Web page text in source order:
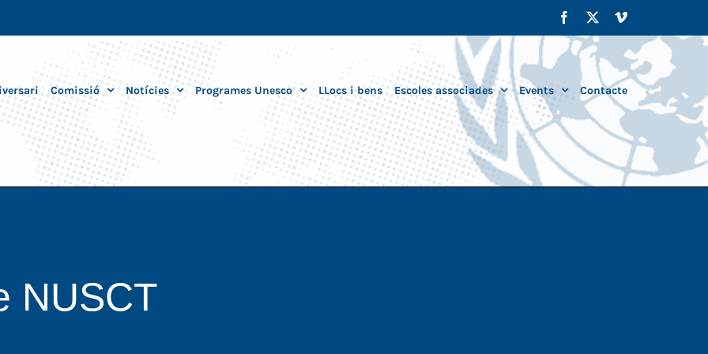
Facebook Vimeo
Comissió Notícies Programes Unesco LLocs i bens Escoles associades Events Contacte
NUSCT